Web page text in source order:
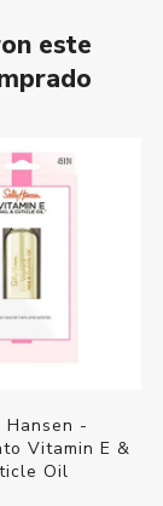
este
Hansen -
Vitamin E &
Oil